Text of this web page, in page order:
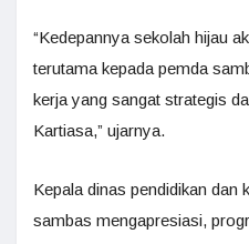
“Kedepannya sekolah hijau
terutama kepada pemda
kerja yang sangat strategis
Kartiasa,” ujarnya.
Kepala dinas pendidikan dan
sambas mengapresiasi,